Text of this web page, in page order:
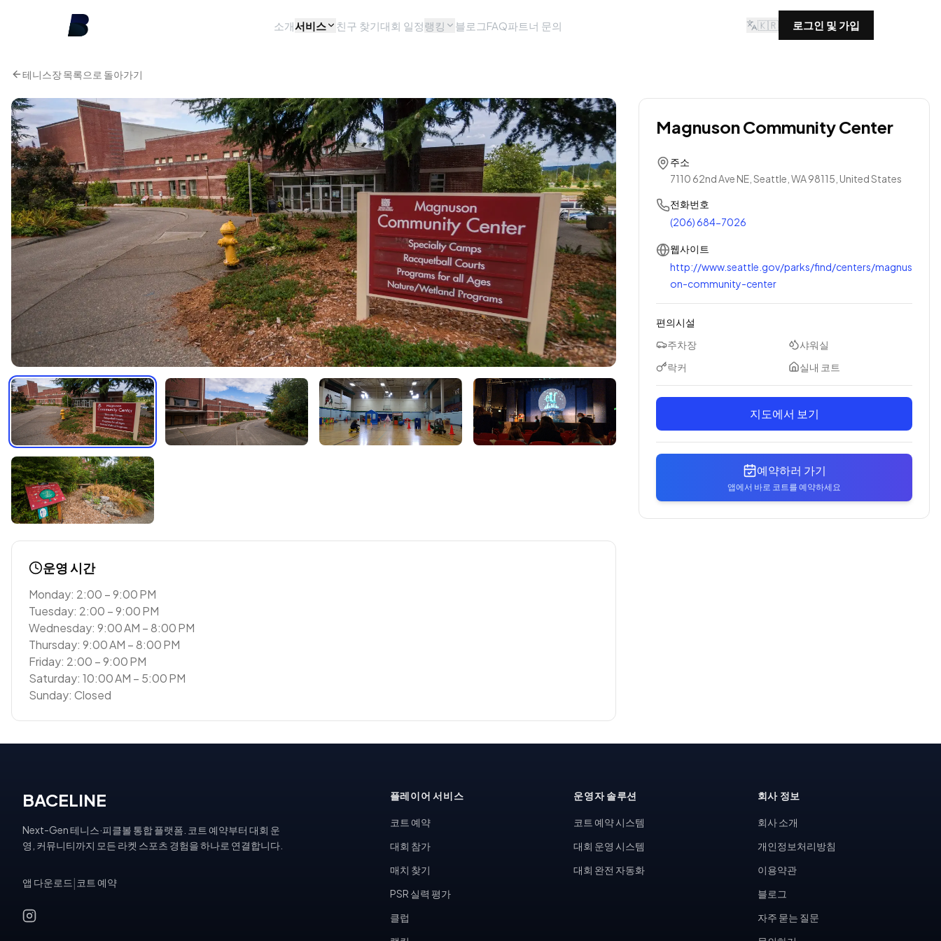
소개서비스 친구 찾기대회 일정랭킹 블로그FAQ파트너 문의 🇰🇷 로그인 및 가입
테니스장 목록으로 돌아가기
운영 시간
Monday: 2:00 – 9:00 PM
Tuesday: 2:00 – 9:00 PM
Wednesday: 9:00 AM – 8:00 PM
Thursday: 9:00 AM – 8:00 PM
Friday: 2:00 – 9:00 PM
Saturday: 10:00 AM – 5:00 PM
Sunday: Closed
Magnuson Community Center
주소
7110 62nd Ave NE, Seattle, WA 98115, United States
전화번호
(206) 684-7026
웹사이트
http://www.seattle.gov/parks/find/centers/magnus
on-community-center
편의시설
주차장
샤워실
락커
실내 코트
지도에서 보기
예약하러 가기
앱에서 바로 코트를 예약하세요
BACELINE
Next-Gen 테니스·피클볼 통합 플랫폼. 코트 예약부터 대회 운
영, 커뮤니티까지 모든 라켓 스포츠 경험을 하나로 연결합니다.
앱 다운로드 코트 예약
플레이어 서비스
코트 예약
대회 참가
매치 찾기
PSR 실력 평가
클럽
운영자 솔루션
코트 예약 시스템
대회 운영 시스템
대회 완전 자동화
회사 정보
회사 소개
개인정보처리방침
이용약관
블로그
자주 묻는 질문